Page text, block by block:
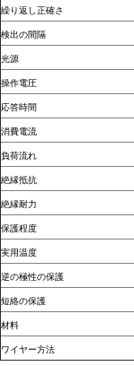
繰り返し正確さ
検出の間隔
光源
操作電圧
応答時間
消費電流
負荷流れ
絶縁抵抗
絶縁耐力
保護程度
実用温度
逆の極性の保護
短絡の保護
材料
ワイヤー方法